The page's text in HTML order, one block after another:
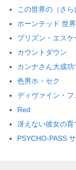
この世界の（さ
ホーンテッド 世
プリズン・エス
カウントダウン
カンナさん大成功
色男ホ・セク
ディヴァイン・
Red
冴えない彼女の
PSYCHO-PASS